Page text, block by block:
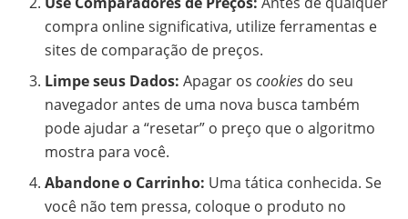
compra online significativa, utilize ferramentas e
sites de comparação de preços.
Limpe seus Dados: Apagar oscookies do seu
navegador antes de uma nova busca também
pode ajudar a “resetar” o preço que o algoritmo
mostra para você.
Abandone o Carrinho: Uma tática conhecida. Se
você não tem pressa, coloque o produto no